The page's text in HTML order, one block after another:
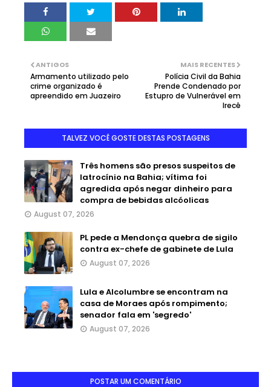
MAIS RECENTES
Polícia Civil da Bahia
Prende Condenado por
Estupro de Vulnerável em
Irecê
ANTIGOS
Armamento utilizado pelo
crime organizado é
apreendido em Juazeiro
TALVEZ VOCÊ GOSTE DESTAS POSTAGENS
Três homens são presos suspeitos de
latrocínio na Bahia; vítima foi
agredida após negar dinheiro para
compra de bebidas alcóolicas
August 07, 2026
PL pede a Mendonça quebra de sigilo
contra ex-chefe de gabinete de Lula
August 07, 2026
Lula e Alcolumbre se encontram na
casa de Moraes após rompimento;
senador fala em 'segredo'
August 07, 2026
POSTAR UM COMENTÁRIO